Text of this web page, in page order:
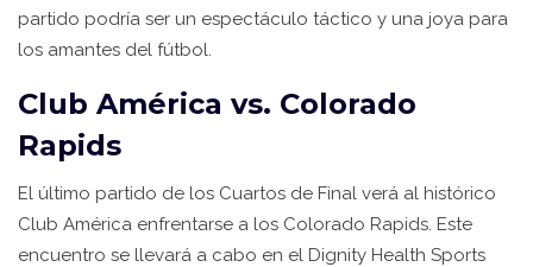
partido podría ser un espectáculo táctico y una joya para
los amantes del fútbol.
Club América vs. Colorado
Rapids
El último partido de los Cuartos de Final verá al histórico
Club América enfrentarse a los Colorado Rapids. Este
encuentro se llevará a cabo en el Dignity Health Sports